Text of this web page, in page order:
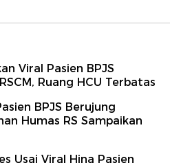
Viral Pasien BPJS
Ruang HCU Terbatas
BPJS Berujung
Humas RS Sampaikan
Usai Viral Hina Pasien